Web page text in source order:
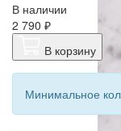
В наличии
2 790 ₽
В корзину
Минимальное